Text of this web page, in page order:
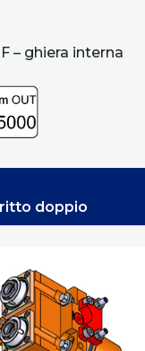
– ghiera interna
doppio